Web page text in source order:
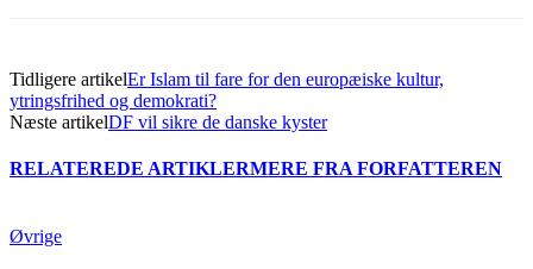
Tidligere artikelEr Islam til fare for den europæiske kultur,
ytringsfrihed og demokrati?
Næste artikelDF vil sikre de danske kyster
RELATEREDE ARTIKLERMERE FRA FORFATTEREN
Øvrige